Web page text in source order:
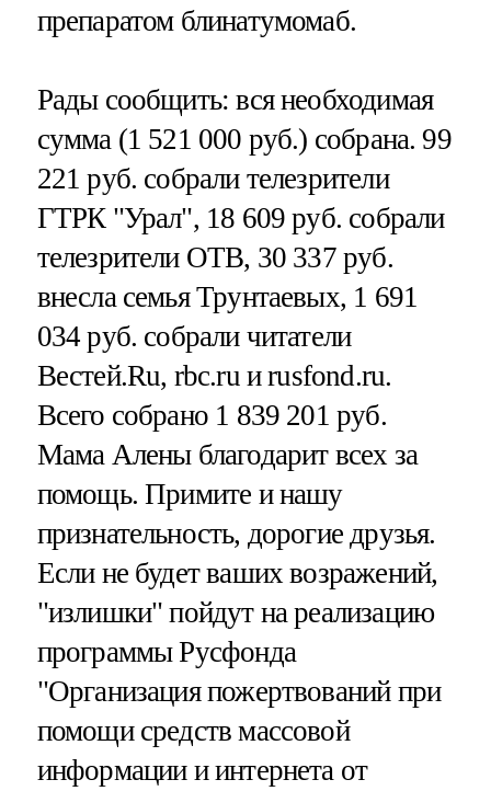
препаратом блинатумомаб.
Рады сообщить: вся необходимая
сумма (1 521 000 руб.) собрана. 99
221 руб. собрали телезрители
ГТРК "Урал", 18 609 руб. собрали
телезрители ОТВ, 30 337 руб.
внесла семья Трунтаевых, 1 691
034 руб. собрали читатели
Вестей.Ru, rbc.ru и rusfond.ru.
Всего собрано 1 839 201 руб.
Мама Алены благодарит всех за
помощь. Примите и нашу
признательность, дорогие друзья.
Если не будет ваших возражений,
"излишки" пойдут на реализацию
программы Русфонда
"Организация пожертвований при
помощи средств массовой
информации и интернета от